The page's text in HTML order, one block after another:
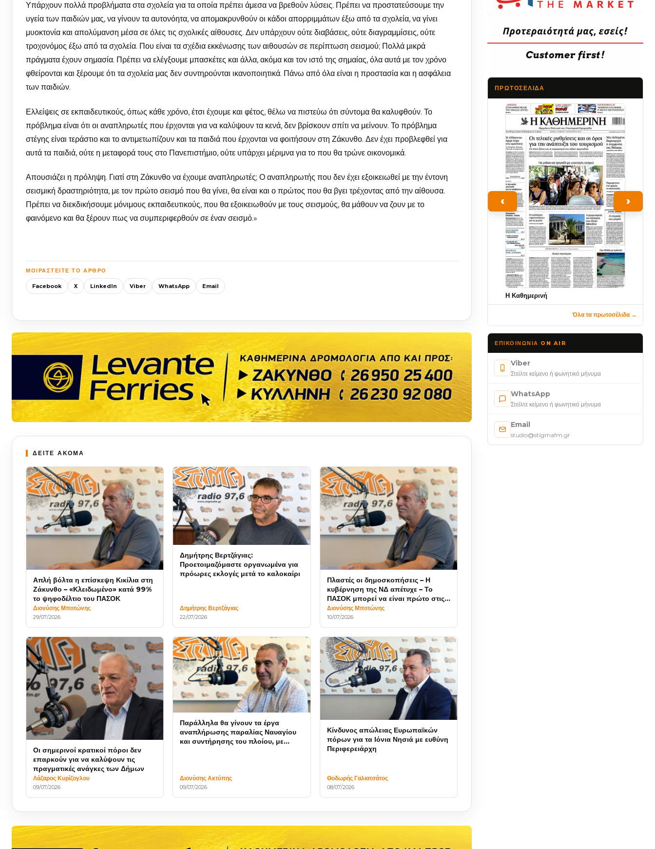
Υπάρχουν πολλά προβλήματα στα σχολεία για τα οποία πρέπει άμεσα να βρεθούν λύσεις. Πρέπει να προστατεύσουμε την
υγεία των παιδιών μας, να γίνουν τα αυτονόητα, να απομακρυνθούν οι κάδοι απορριμμάτων έξω από τα σχολεία, να γίνει
μυοκτονία και απολύμανση μέσα σε όλες τις σχολικές αίθουσες. Δεν υπάρχουν ούτε διαβάσεις, ούτε διαγραμμίσεις, ούτε
τροχονόμος έξω από τα σχολεία. Που είναι τα σχέδια εκκένωσης των αιθουσών σε περίπτωση σεισμού; Πολλά μικρά
πράγματα έχουν σημασία. Πρέπει να ελέγξουμε μπασκέτες και άλλα, ακόμα και τον ιστό της σημαίας, όλα αυτά με τον χρόνο
φθείρονται και ξέρουμε ότι τα σχολεία μας δεν συντηρούνται ικανοποιητικά. Πάνω από όλα είναι η προστασία και η ασφάλεια
των παιδιών.
Ελλείψεις σε εκπαιδευτικούς, όπως κάθε χρόνο, έτσι έχουμε και φέτος, θέλω να πιστεύω ότι σύντομα θα καλυφθούν. Το
πρόβλημα είναι ότι οι αναπληρωτές που έρχονται για να καλύψουν τα κενά, δεν βρίσκουν σπίτι να μείνουν. Το πρόβλημα
στέγης είναι τεράστιο και το αντιμετωπίζουν και τα παιδιά που έρχονται να φοιτήσουν στη Ζάκυνθο. Δεν έχει προβλεφθεί για
αυτά τα παιδιά, ούτε η μεταφορά τους στο Πανεπιστήμιο, ούτε υπάρχει μέριμνα για το που θα τρώνε οικονομικά.
Απουσιάζει η πρόληψη. Γιατί στη Ζάκυνθο να έχουμε αναπληρωτές; Ο αναπληρωτής που δεν έχει εξοικειωθεί με την έντονη
σεισμική δραστηριότητα, με τον πρώτο σεισμό που θα γίνει, θα είναι και ο πρώτος που θα βγει τρέχοντας από την αίθουσα.
Πρέπει να διεκδικήσουμε μόνιμους εκπαιδευτικούς, που θα εξοικειωθούν με τους σεισμούς, θα μάθουν να ζουν με το
φαινόμενο και θα ξέρουν πως να συμπεριφερθούν σε έναν σεισμό.»
ΜΟΙΡΑΣΤΕΊΤΕ ΤΟ ΆΡΘΡΟ
Facebook X LinkedIn Viber WhatsApp Email
ΔΕΙΤΕ ΑΚΟΜΑ
Απλή βόλτα η επίσκεψη Κικίλια στη
Ζάκυνθο – «Κλειδωμένο» κατά 99%
το ψηφοδέλτιο του ΠΑΣΟΚ
Διονύσης Μποτώνης
29/07/2026
Δημήτρης Βερτζάγιας:
Προετοιμαζόμαστε οργανωμένα για
πρόωρες εκλογές μετά το καλοκαίρι
Δημήτρης Βερτζάγιας
22/07/2026
Πλαστές οι δημοσκοπήσεις – Η
κυβέρνηση της ΝΔ απέτυχε – Το
ΠΑΣΟΚ μπορεί να είναι πρώτο στις
εκλογές
Διονύσης Μποτώνης
10/07/2026
Οι σημερινοί κρατικοί πόροι δεν
επαρκούν για να καλύψουν τις
πραγματικές ανάγκες των Δήμων
Λάζαρος Κυρίζογλου
09/07/2026
Παράλληλα θα γίνουν τα έργα
αναπλήρωσης παραλίας Ναυαγίου
και συντήρησης του πλοίου, με
Διονύσης Ακτύπης
09/07/2026
Κίνδυνος απώλειας Ευρωπαϊκών
πόρων για τα Ιόνια Νησιά με ευθύνη
Περιφερειάρχη
Θοδωρής Γαλιατσάτος
08/07/2026
ΠΡΩΤΟΣΈΛΙΔΑ
‹
Η Καθημερινή
›
Όλα τα πρωτοσέλιδα →
ΕΠΙΚΟΙΝΩΝΊΑ ON AIR
Viber
Στείλτε κείμενο ή φωνητικό μήνυμα
WhatsApp
Στείλτε κείμενο ή φωνητικό μήνυμα
Email
studio@stigmafm.gr